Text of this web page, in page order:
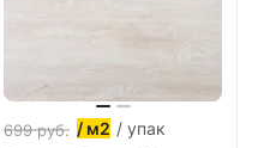
699руб. / м2 / упак